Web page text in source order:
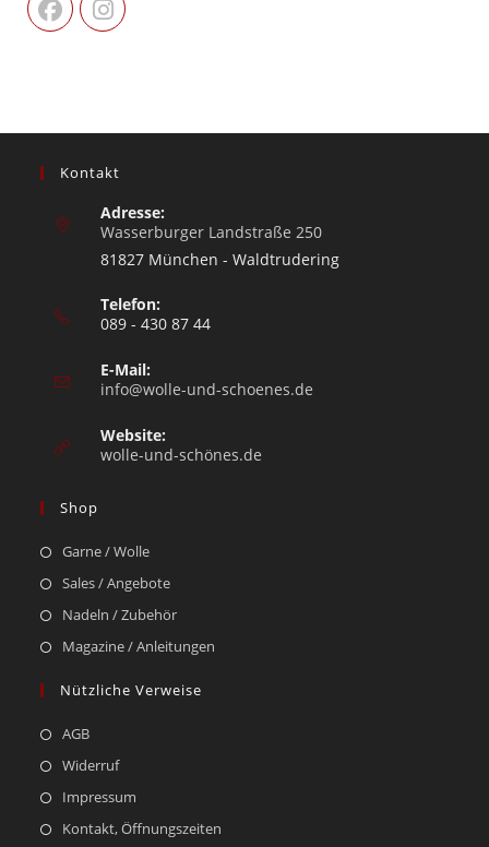
Kontakt
Adresse:
Wasserburger Landstraße 250
81827 München - Waldtrudering
Telefon:
089 - 430 87 44
E-Mail:
info@wolle-und-schoenes.de
Website:
wolle-und-schönes.de
Shop
Garne / Wolle
Sales / Angebote
Nadeln / Zubehör
Magazine / Anleitungen
Nützliche Verweise
AGB
Widerruf
Impressum
Kontakt, Öffnungszeiten